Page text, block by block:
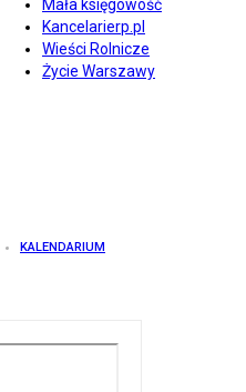
Mała księgowość
Kancelarierp.pl
Wieści Rolnicze
Życie Warszawy
KALENDARIUM